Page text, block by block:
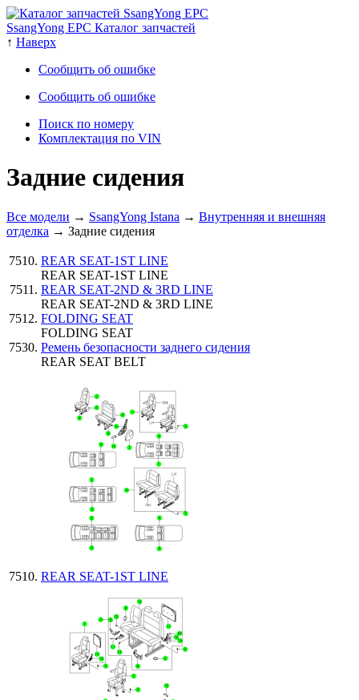
SsangYong EPC Каталог запчастей
↑ Наверх
Сообщить об ошибке
Сообщить об ошибке
Поиск по номеру
Комплектация по VIN
Задние сидения
Все модели → SsangYong Istana → Внутренняя и внешняя
отделка → Задние сидения
REAR SEAT-1ST LINE
REAR SEAT-1ST LINE
REAR SEAT-2ND & 3RD LINE
REAR SEAT-2ND & 3RD LINE
FOLDING SEAT
FOLDING SEAT
Ремень безопасности заднего сидения
REAR SEAT BELT
REAR SEAT-1ST LINE